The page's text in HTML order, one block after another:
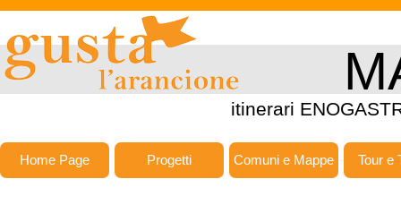
Home Page Progetti Comuni e Mappe Tour e
itinerari